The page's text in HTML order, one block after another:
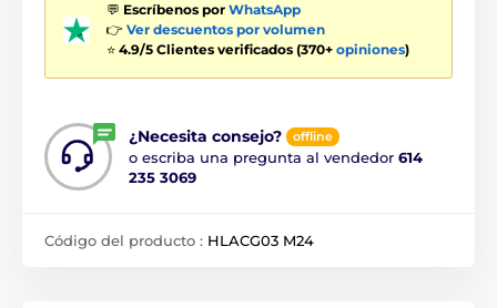
💬 Escríbenos por WhatsApp
👉 Ver descuentos por volumen
⭐ 4.9/5 Clientes verificados (370+ opiniones)
¿Necesita consejo? offline
o escriba una pregunta al vendedor 614
235 3069
Código del producto : HLACG03 M24